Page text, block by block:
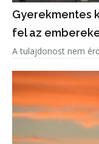
Gyerekmentes
fel az
A tulajdonost nem